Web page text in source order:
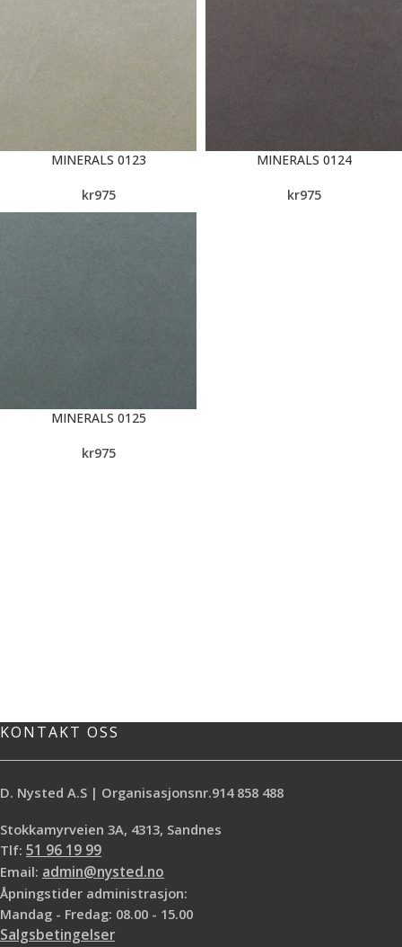
MINERALS 0123
kr975
MINERALS 0124
kr975
MINERALS 0125
kr975
KONTAKT OSS
D. Nysted A.S | Organisasjonsnr.914 858 488
Stokkamyrveien 3A, 4313, Sandnes
Tlf: 51 96 19 99
Email: admin@nysted.no
Åpningstider administrasjon:
Mandag - Fredag: 08.00 - 15.00
Salgsbetingelser